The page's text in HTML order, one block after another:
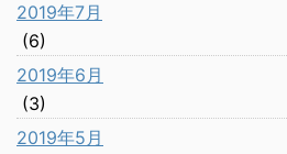
2019年7月
(6)
2019年6月
(3)
2019年5月